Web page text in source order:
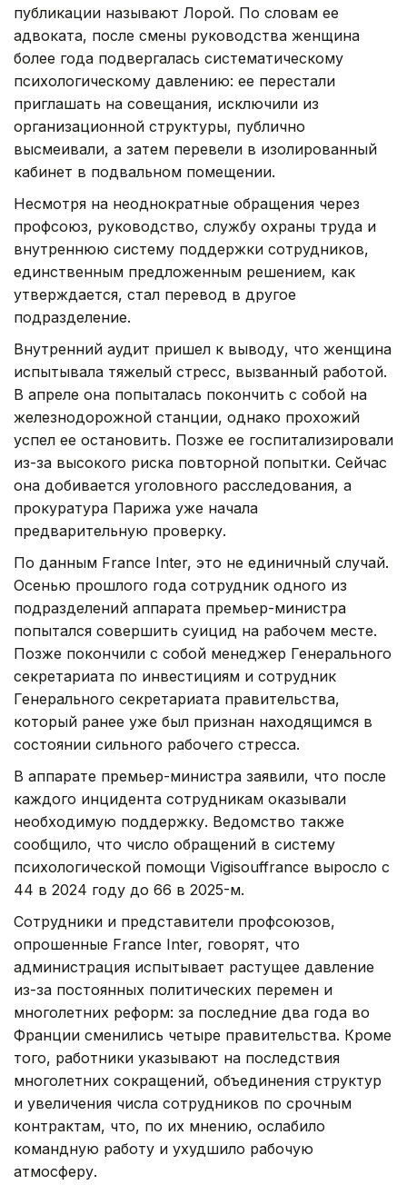
публикации называют Лорой. По словам ее
адвоката, после смены руководства женщина
более года подвергалась систематическому
психологическому давлению: ее перестали
приглашать на совещания, исключили из
организационной структуры, публично
высмеивали, а затем перевели в изолированный
кабинет в подвальном помещении.
Несмотря на неоднократные обращения через
профсоюз, руководство, службу охраны труда и
внутреннюю систему поддержки сотрудников,
единственным предложенным решением, как
утверждается, стал перевод в другое
подразделение.
Внутренний аудит пришел к выводу, что женщина
испытывала тяжелый стресс, вызванный работой.
В апреле она попыталась покончить с собой на
железнодорожной станции, однако прохожий
успел ее остановить. Позже ее госпитализировали
из-за высокого риска повторной попытки. Сейчас
она добивается уголовного расследования, а
прокуратура Парижа уже начала
предварительную проверку.
По данным France Inter, это не единичный случай.
Осенью прошлого года сотрудник одного из
подразделений аппарата премьер-министра
попытался совершить суицид на рабочем месте.
Позже покончили с собой менеджер Генерального
секретариата по инвестициям и сотрудник
Генерального секретариата правительства,
который ранее уже был признан находящимся в
состоянии сильного рабочего стресса.
В аппарате премьер-министра заявили, что после
каждого инцидента сотрудникам оказывали
необходимую поддержку. Ведомство также
сообщило, что число обращений в систему
психологической помощи Vigisouffrance выросло с
44 в 2024 году до 66 в 2025-м.
Сотрудники и представители профсоюзов,
опрошенные France Inter, говорят, что
администрация испытывает растущее давление
из-за постоянных политических перемен и
многолетних реформ: за последние два года во
Франции сменились четыре правительства. Кроме
того, работники указывают на последствия
многолетних сокращений, объединения структур
и увеличения числа сотрудников по срочным
контрактам, что, по их мнению, ослабило
командную работу и ухудшило рабочую
атмосферу.